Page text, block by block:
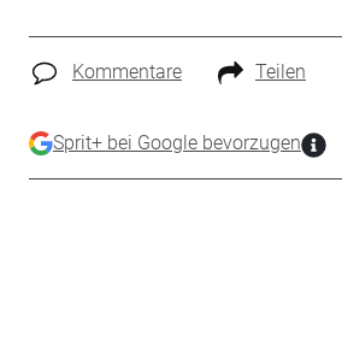
Kommentare Teilen
Sprit+ bei Google bevorzugen